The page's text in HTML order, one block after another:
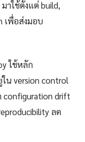
าใช้ตั้งแต่ build,
เพื่อส่งมอบ
ใช้หลัก
น version control
configuration drift
ลด